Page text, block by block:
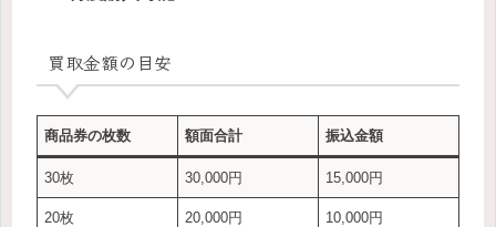
買取金額の目安
商品券の枚数 額面合計 振込金額
30枚 30,000円 15,000円
20枚 20,000円 10,000円